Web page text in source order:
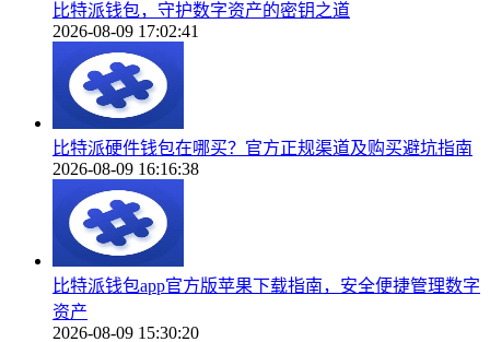
比特派钱包，守护数字资产的密钥之道
2026-08-09 17:02:41
比特派硬件钱包在哪买？官方正规渠道及购买避坑指南
2026-08-09 16:16:38
比特派钱包app官方版苹果下载指南，安全便捷管理数字
资产
2026-08-09 15:30:20